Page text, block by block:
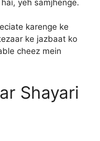
yeh samjhenge.
karenge ke
ke jazbaat ko
cheez mein
Shayari